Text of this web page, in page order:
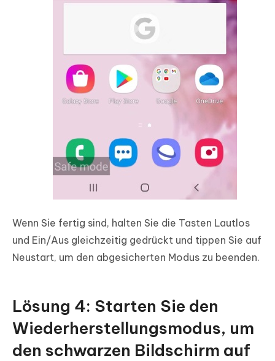
Wenn Sie fertig sind, halten Sie die Tasten Lautlos
und Ein/Aus gleichzeitig gedrückt und tippen Sie auf
Neustart, um den abgesicherten Modus zu beenden.
Lösung 4: Starten Sie den
Wiederherstellungsmodus, um
den schwarzen Bildschirm auf